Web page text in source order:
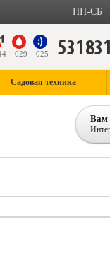
ПН-СБ
029 025
Садовая техника
Вам